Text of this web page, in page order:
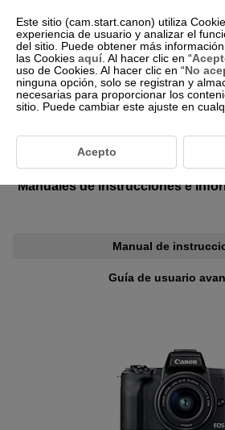
-- Seleccione
Para clientes que
EOS Kiss M2/EOS
Manuales de instrucciones e
Manual de
Guía de usuario
Este sitio (cam.start.canon) utiliza
experiencia de usuario y analizar el
del sitio. Puede obtener más
las Cookies aquí. Al hacer clic en “
uso de Cookies. Al hacer clic en “No
ninguna opción, solo se registran y
necesarias para proporcionar los
sitio. Puede cambiar este ajuste en
Acepto